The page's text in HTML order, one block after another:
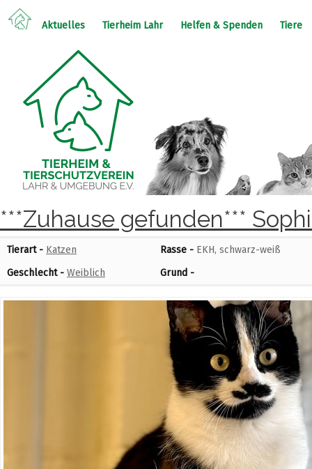
Aktuelles Tierheim Lahr Helfen & Spenden Tiere
***Zuhause gefunden***
Tierart - Katzen Rasse - EKH, schwarz-weiß
Geschlecht - Weiblich Grund -